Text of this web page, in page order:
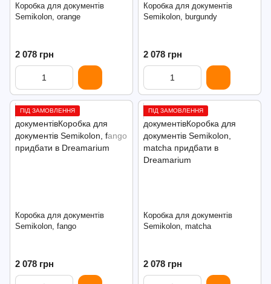
Коробка для документів
Semikolon, orange
2 078 грн
Коробка для документів
Semikolon, burgundy
2 078 грн
ПІД ЗАМОВЛЕННЯ
Коробка для документів
Semikolon, fango
2 078 грн
ПІД ЗАМОВЛЕННЯ
Коробка для документів
Semikolon, matcha
2 078 грн